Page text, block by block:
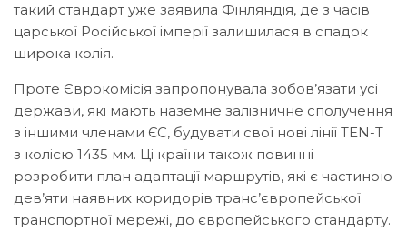
такий стандарт уже заявила Фінляндія, де з часів
царської Російської імперії залишилася в спадок
широка колія.
Проте Єврокомісія запропонувала зобов’язати усі
держави, які мають наземне залізничне сполучення
з іншими членами ЄС, будувати свої нові лінії TEN-T
з колією 1435 мм. Ці країни також повинні
розробити план адаптації маршрутів, які є частиною
дев’яти наявних коридорів транс’європейської
транспортної мережі, до європейського стандарту.